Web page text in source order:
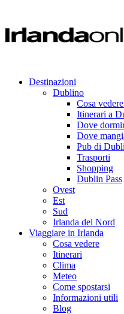
Destinazioni
Dublino
Cosa
Itinerari a
Dove
Dove
Pub di
Trasporti
Shopping
Dublin Pass
Ovest
Est
Sud
Irlanda del Nord
Viaggiare in Irlanda
Cosa vedere
Itinerari
Clima
Meteo
Come spostarsi
Informazioni utili
Blog